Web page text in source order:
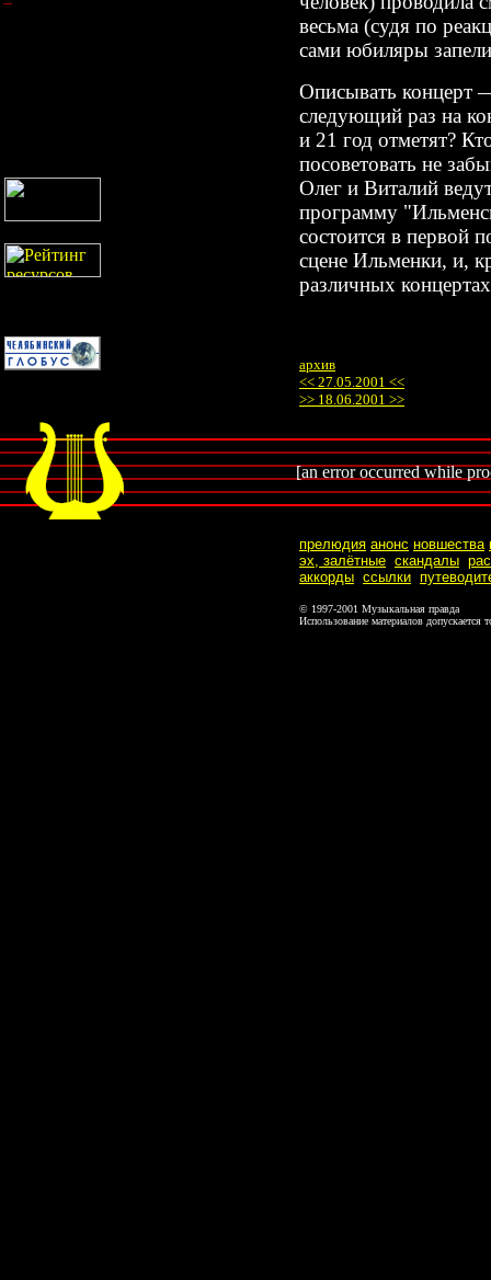
весьма (судя по
сами юбиляры
Описывать концерт
следующий раз на
и 21 год отметят?
посоветовать не
Олег и Виталий
программу
состоится в первой
сцене Ильменки, и,
различных
архив
<< 27.05.2001 <<
>> 18.06.2001 >>
[an error occurred while
прелюдия анонс новшества
эх, залётные скандалы
аккорды ссылки
© 1997-2001 Музыкальная правда
Использование материалов допускается